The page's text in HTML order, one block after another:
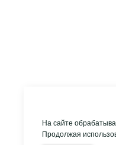
На сайте
Продолжая